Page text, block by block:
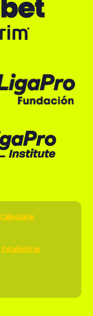
Calendario
Estadísticas